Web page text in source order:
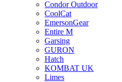
Condor Outdoor
CoolCat
EmersonGear
Entire M
Garsing
GURON
Hatch
KOMBAT UK
Limes